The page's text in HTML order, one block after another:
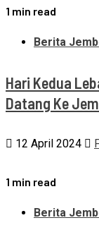
1 min read
Berita
Hari Kedua
Datang Ke
12 April 2024
1 min read
Berita